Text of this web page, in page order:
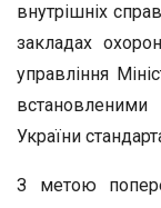
внутрішніх
закладах
управління
України
З метою